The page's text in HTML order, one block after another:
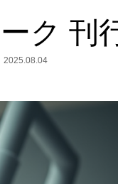
ク 刊
2025.08.04